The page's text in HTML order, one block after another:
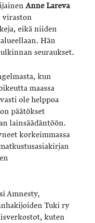
Anne Lareva
viraston
eikä niiden
Hän
seuraukset.
kun
maassa
ole helppoa
päätökset
lainsäädäntöön.
korkeimmassa
Amnesty,
Tuki ry
kuten